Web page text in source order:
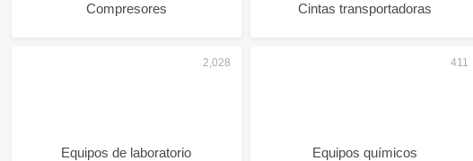
Compresores Cintas transportadoras
Equipos de laboratorio Equipos químicos